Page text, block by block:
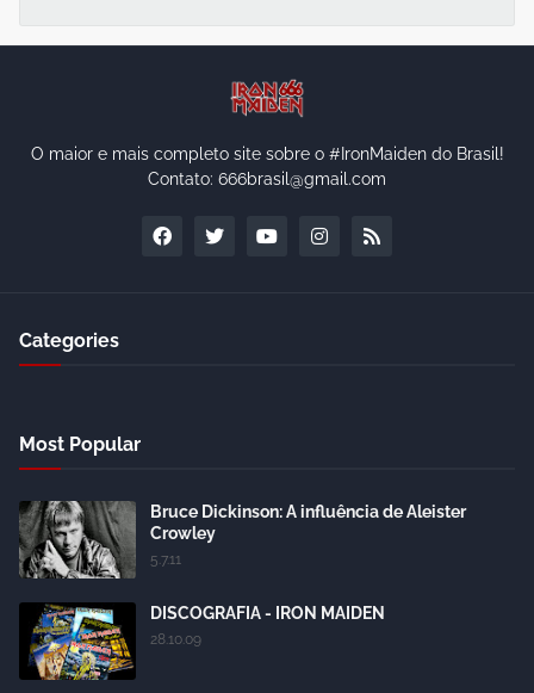
O maior e mais completo site sobre o #IronMaiden do Brasil!
Contato: 666brasil@gmail.com
Categories
Most Popular
Bruce Dickinson: A influência de Aleister
Crowley
5.7.11
DISCOGRAFIA - IRON MAIDEN
28.10.09